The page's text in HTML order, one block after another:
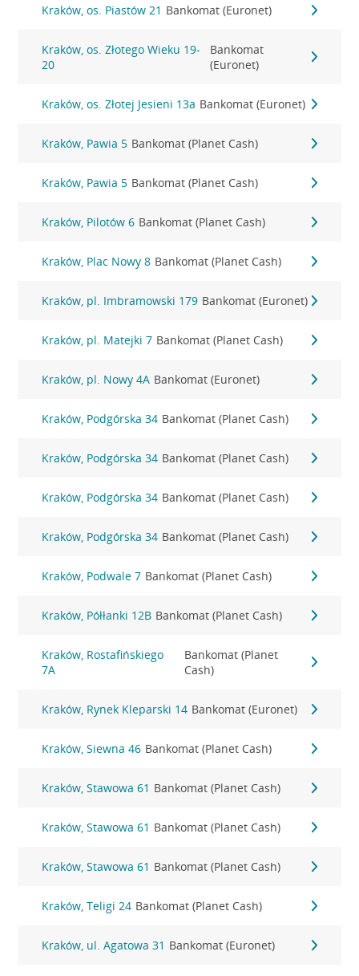
Kraków, os. Piastów 21 Bankomat (Euronet)
Kraków, os. Złotego Wieku 19-
20
Bankomat
(Euronet)
Kraków, os. Złotej Jesieni 13a Bankomat (Euronet)
Kraków, Pawia 5 Bankomat (Planet Cash)
Kraków, Pawia 5 Bankomat (Planet Cash)
Kraków, Pilotów 6 Bankomat (Planet Cash)
Kraków, Plac Nowy 8 Bankomat (Planet Cash)
Kraków, pl. Imbramowski 179 Bankomat (Euronet)
Kraków, pl. Matejki 7 Bankomat (Planet Cash)
Kraków, pl. Nowy 4A Bankomat (Euronet)
Kraków, Podgórska 34 Bankomat (Planet Cash)
Kraków, Podgórska 34 Bankomat (Planet Cash)
Kraków, Podgórska 34 Bankomat (Planet Cash)
Kraków, Podgórska 34 Bankomat (Planet Cash)
Kraków, Podwale 7 Bankomat (Planet Cash)
Kraków, Półłanki 12B Bankomat (Planet Cash)
Kraków, Rostafińskiego
7A
Bankomat (Planet
Cash)
Kraków, Rynek Kleparski 14 Bankomat (Euronet)
Kraków, Siewna 46 Bankomat (Planet Cash)
Kraków, Stawowa 61 Bankomat (Planet Cash)
Kraków, Stawowa 61 Bankomat (Planet Cash)
Kraków, Stawowa 61 Bankomat (Planet Cash)
Kraków, Teligi 24 Bankomat (Planet Cash)
Kraków, ul. Agatowa 31 Bankomat (Euronet)